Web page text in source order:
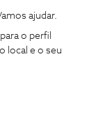
ajudar.
o perfil
local e o seu